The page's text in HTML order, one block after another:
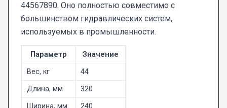
44567890. Оно полностью совместимо с
большинством гидравлических систем,
используемых в промышленности.
Параметр
Значение
Вес, кг
44
Длина, мм
320
Ширина, мм
240